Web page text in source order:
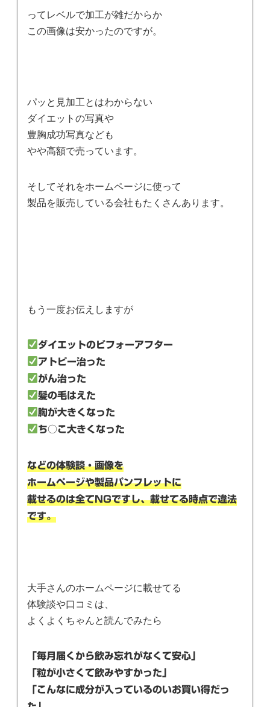
ってレベルで加工が雑だからか
この画像は安かったのですが。
パッと見加工とはわからない
ダイエットの写真や
豊胸成功写真なども
やや高額で売っています。
そしてそれをホームページに使って
製品を販売している会社もたくさんあります。
もう一度お伝えしますが
ダイエットのビフォーアフター
アトピー治った
がん治った
髪の毛はえた
胸が大きくなった
ち○こ大きくなった
などの体験談・画像を
ホームページや製品パンフレットに
載せるのは全てNGですし、載せてる時点で違法
です。
大手さんのホームページに載せてる
体験談や口コミは、
よくよくちゃんと読んでみたら
「毎月届くから飲み忘れがなくて安心」
「粒が小さくて飲みやすかった」
「こんなに成分が入っているのいお買い得だっ